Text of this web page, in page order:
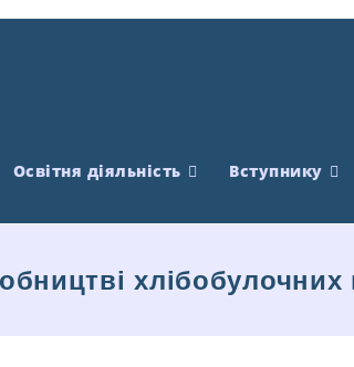
Освітня діяльність Вступнику
хлібобулочних